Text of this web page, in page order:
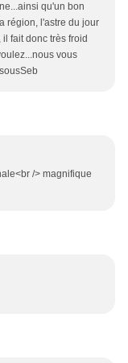
qu'un bon
région, l'astre du jour
fait donc très froid
vous
/> magnifique